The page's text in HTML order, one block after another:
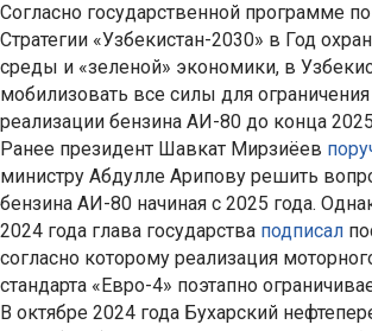
Согласно государственной программе
Стратегии «Узбекистан-2030» в Год
среды и «зеленой» экономики, в
мобилизовать все силы для
реализации бензина АИ-80 до конца
Ранее президент Шавкат Мирзиёев
министру Абдулле Арипову решить
бензина АИ-80 начиная с 2025 года.
2024 года глава государства подписал
согласно которому реализация
стандарта «Евро-4» поэтапно
В октябре 2024 года Бухарский